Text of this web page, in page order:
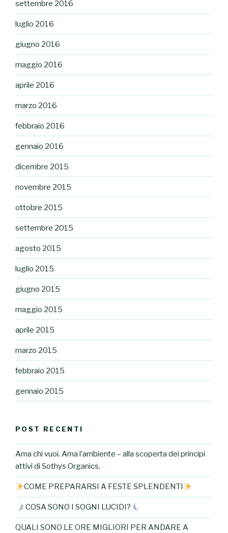
settembre 2016
luglio 2016
giugno 2016
maggio 2016
aprile 2016
marzo 2016
febbraio 2016
gennaio 2016
dicembre 2015
novembre 2015
ottobre 2015
settembre 2015
agosto 2015
luglio 2015
giugno 2015
maggio 2015
aprile 2015
marzo 2015
febbraio 2015
gennaio 2015
POST RECENTI
Ama chi vuoi. Ama l’ambiente – alla scoperta dei principi
attivi di Sothys Organics.
COME PREPARARSI A FESTE SPLENDENTI
COSA SONO I SOGNI LUCIDI?
QUALI SONO LE ORE MIGLIORI PER ANDARE A